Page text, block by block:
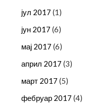
јул 2017 (1)
јун 2017 (6)
мај 2017 (6)
април 2017 (3)
март 2017 (5)
фебруар 2017 (4)